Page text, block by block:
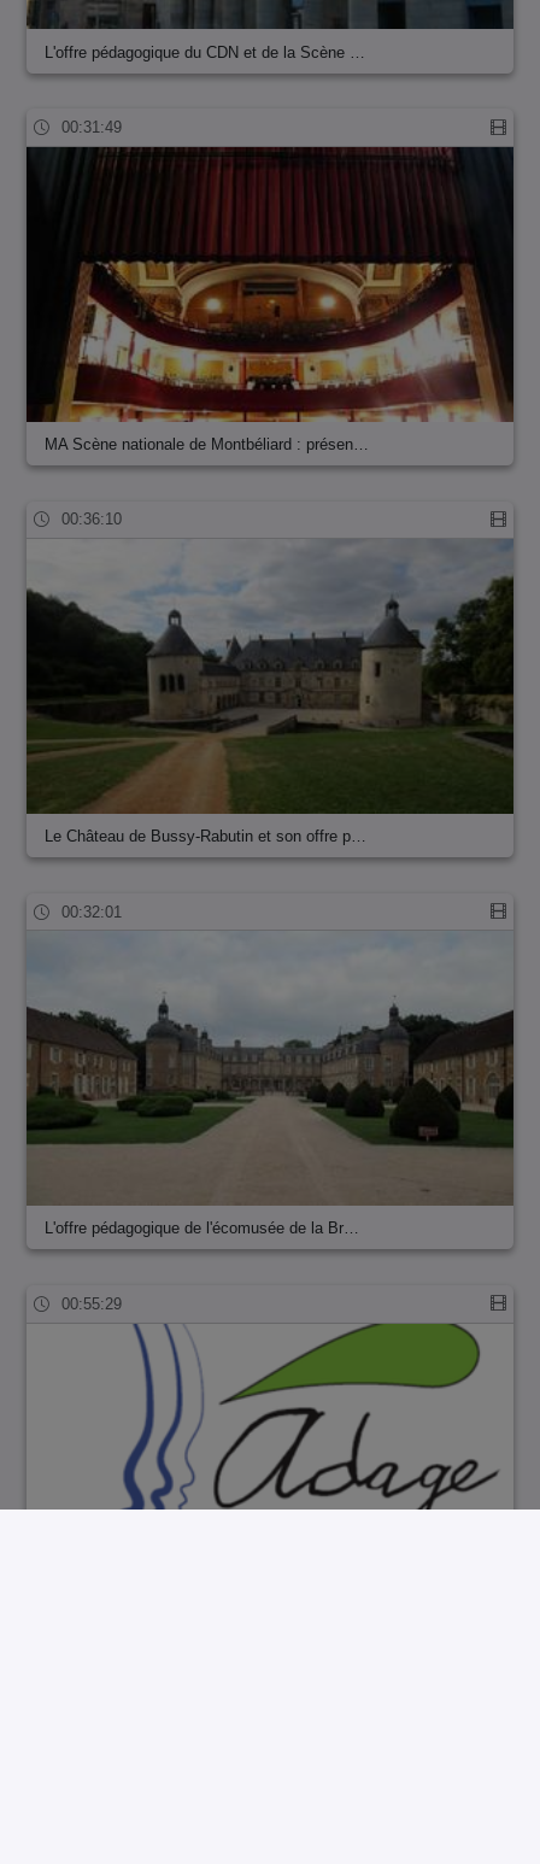
L'offre pédagogique du CDN et de la Scène …
00:31:49
MA Scène nationale de Montbéliard : présen…
00:36:10
Le Château de Bussy-Rabutin et son offre p…
00:32:01
L'offre pédagogique de l'écomusée de la Br…
00:55:29